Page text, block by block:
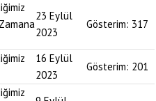
23 Eylül
2023
Gösterim: 317
16 Eylül
2023
Gösterim: 201